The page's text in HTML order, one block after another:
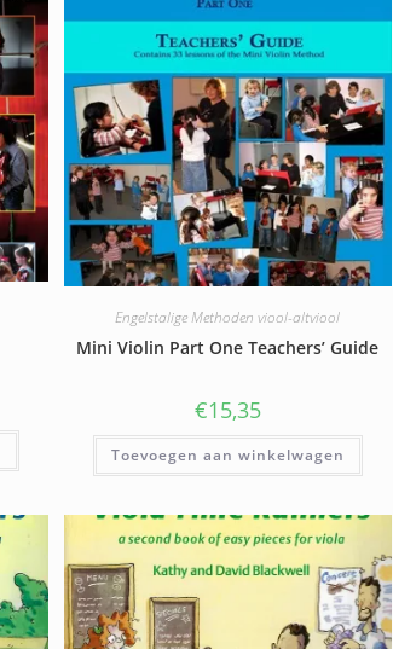
Engelstalige Methoden viool-altviool
Mini Violin Part One Teachers’ Guide
€15,35
Toevoegen aan winkelwagen